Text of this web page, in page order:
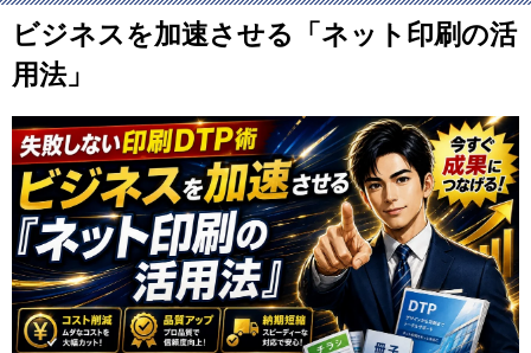
ビジネスを加速させる「ネット印刷の活
用法」